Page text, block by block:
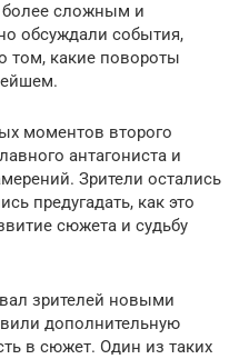
более сложным и
обсуждали события,
том, какие повороты
моментов второго
антагониста и
Зрители остались
предугадать, как это
сюжета и судьбу
зрителей новыми
дополнительную
в сюжет. Один из таких